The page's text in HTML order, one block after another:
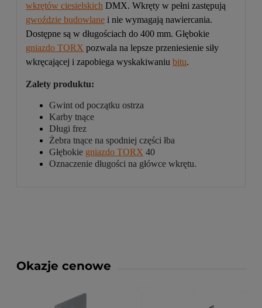
wkrętów ciesielskich DMX. Wkręty w pełni zastępują
gwoździe budowlane i nie wymagają nawiercania.
Dostępne są w długościach do 400 mm. Głębokie
gniazdo TORX pozwala na lepsze przeniesienie siły
wkręcającej i zapobiega wyskakiwaniu bitu.
Zalety produktu:
Gwint od początku ostrza
Karby tnące
Długi frez
Żebra tnące na spodniej części łba
Głębokie gniazdo TORX 40
Oznaczenie długości na główce wkrętu.
Okazje cenowe